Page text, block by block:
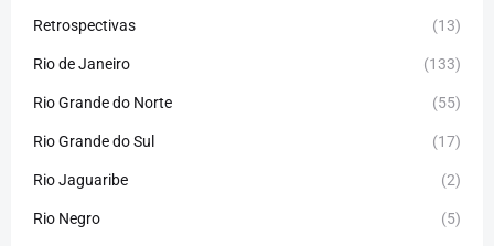
Retrospectivas (13)
Rio de Janeiro (133)
Rio Grande do Norte (55)
Rio Grande do Sul (17)
Rio Jaguaribe (2)
Rio Negro (5)